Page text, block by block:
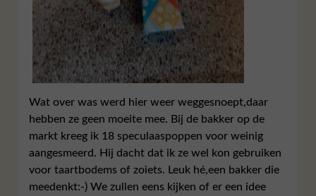
Wat over was werd hier weer weggesnoept,daar
hebben ze geen moeite mee. Bij de bakker op de
markt kreeg ik 18 speculaaspoppen voor weinig
aangesmeerd. Hij dacht dat ik ze wel kon gebruiken
voor taartbodems of zoiets. Leuk hé,een bakker die
meedenkt:-) We zullen eens kijken of er een idee